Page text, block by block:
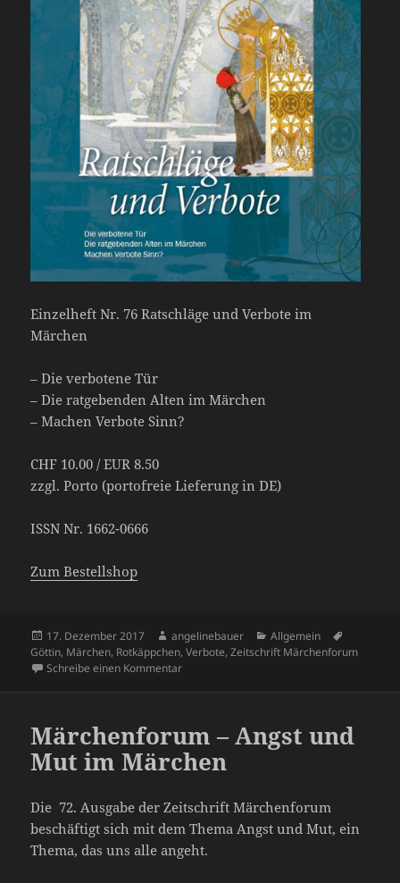
Einzelheft Nr. 76 Ratschläge und Verbote im
Märchen
– Die verbotene Tür
– Die ratgebenden Alten im Märchen
– Machen Verbote Sinn?
CHF 10.00 / EUR 8.50
zzgl. Porto (portofreie Lieferung in DE)
ISSN Nr. 1662-0666
Zum Bestellshop
Veröffentlicht
am
17. Dezember 2017 Autor
angelinebauer Kategorien
Allgemein
Göttin, Märchen, Rotkäppchen,Verbote,Zeitschrift Märchenforum
Schreibe einen Kommentarzu Verbote im Märchen
Märchenforum – Angst und
Mut im Märchen
Die 72. Ausgabe der Zeitschrift Märchenforum
beschäftigt sich mit dem Thema Angst und Mut, ein
Thema, das uns alle angeht.